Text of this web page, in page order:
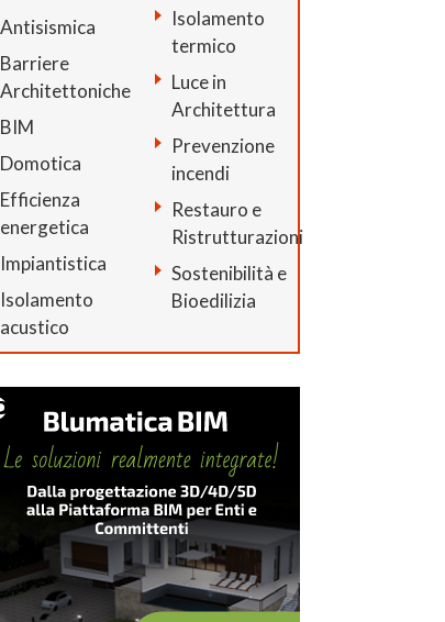
Antisismica
Barriere
Architettoniche
BIM
Domotica
Efficienza
energetica
Impiantistica
Isolamento
acustico
Isolamento
termico
Luce in
Architettura
Prevenzione
incendi
Restauro e
Ristrutturazioni
Sostenibilità e
Bioedilizia